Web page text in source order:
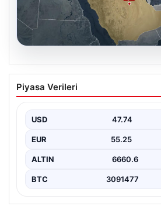
07.08.2026
Mekke Ortak Savunma
Bölgesel Güvenlik ve
Türkiye, Suudi Arabistan ve Pakistan
ve küresel…
Piyasa Verileri
USD 47.74
EUR 55.25
ALTIN 6660.6
BTC 3091477